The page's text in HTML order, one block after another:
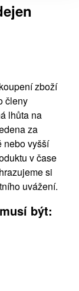
zboží
členy
lhůta na
za
nebo vyšší
v čase
si
uvážení.
být: